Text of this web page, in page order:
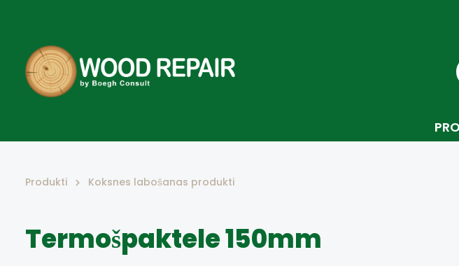
Produkti Koksnes labošanas produkti
Termošpaktele 150mm